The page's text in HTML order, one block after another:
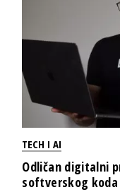
TECH I AI
Odličan digitalni
softverskog koda